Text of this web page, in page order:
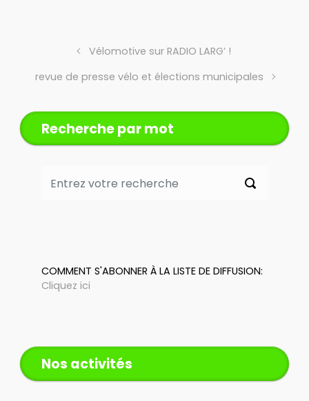
Vélomotive sur RADIO LARG’ !
revue de presse vélo et élections municipales
Recherche par mot
COMMENT S'ABONNER À LA LISTE DE DIFFUSION:
Cliquez ici
Nos activités